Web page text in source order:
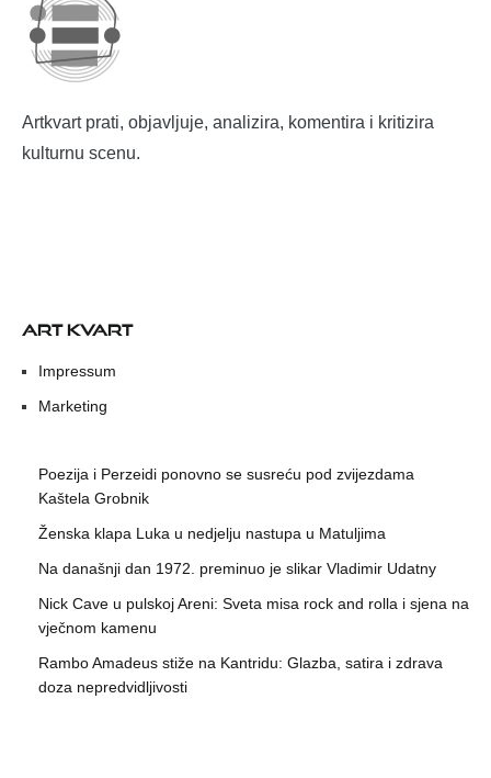
Artkvart prati, objavljuje, analizira, komentira i kritizira
kulturnu scenu.
ART KVART
Impressum
Marketing
Poezija i Perzeidi ponovno se susreću pod zvijezdama
Kaštela Grobnik
Ženska klapa Luka u nedjelju nastupa u Matuljima
Na današnji dan 1972. preminuo je slikar Vladimir Udatny
Nick Cave u pulskoj Areni: Sveta misa rock and rolla i sjena na
vječnom kamenu
Rambo Amadeus stiže na Kantridu: Glazba, satira i zdrava
doza nepredvidljivosti